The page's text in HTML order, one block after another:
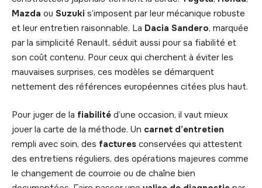
Mazda ou Suzuki s’imposent par leur mécanique robuste
et leur entretien raisonnable. La Dacia Sandero, marquée
par la simplicité Renault, séduit aussi pour sa fiabilité et
son coût contenu. Pour ceux qui cherchent à éviter les
mauvaises surprises, ces modèles se démarquent
nettement des références européennes citées plus haut.
Pour juger de la fiabilité d’une occasion, il vaut mieux
jouer la carte de la méthode. Un carnet d’entretien
rempli avec soin, des factures conservées qui attestent
des entretiens réguliers, des opérations majeures comme
le changement de courroie ou de chaîne bien